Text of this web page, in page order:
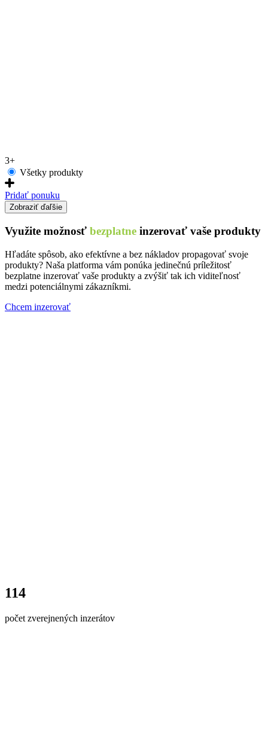
3+
Všetky produkty
Pridať ponuku
Zobraziť ďaľšie
Využite možnosť bezplatne inzerovať vaše produkty
Hľadáte spôsob, ako efektívne a bez nákladov propagovať svoje
produkty? Naša platforma vám ponúka jedinečnú príležitosť
bezplatne inzerovať vaše produkty a zvýšiť tak ich viditeľnosť
medzi potenciálnymi zákazníkmi.
Chcem inzerovať
114
počet zverejnených inzerátov